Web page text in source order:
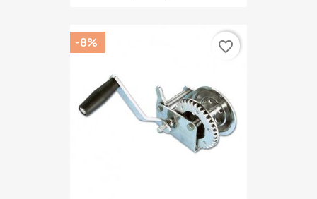
-8% favorite_border